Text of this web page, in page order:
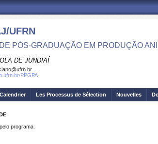
UFRN
PÓS-GRADUAÇÃO EM PRODUÇÃO
DE JUNDIAÍ
PPGPA
Calendrier Les Processus de Sélection Nouvelles
programa.